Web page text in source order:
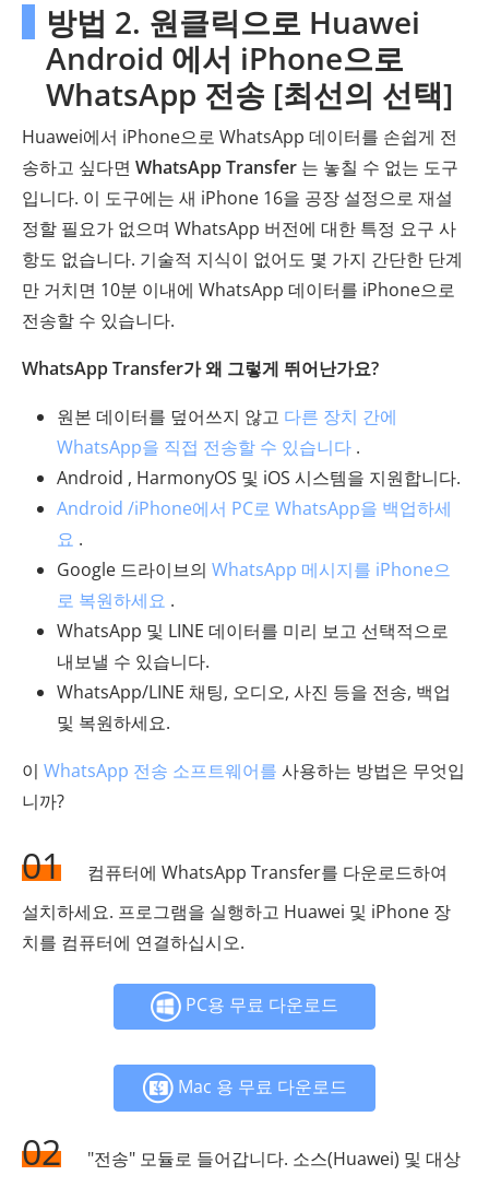
방법 2. 원클릭으로 Huawei
Android 에서 iPhone으로
WhatsApp 전송 [최선의 선택]
Huawei에서 iPhone으로 WhatsApp 데이터를 손쉽게 전
송하고 싶다면 WhatsApp Transfer 는 놓칠 수 없는 도구
입니다. 이 도구에는 새 iPhone 16을 공장 설정으로 재설
정할 필요가 없으며 WhatsApp 버전에 대한 특정 요구 사
항도 없습니다. 기술적 지식이 없어도 몇 가지 간단한 단계
만 거치면 10분 이내에 WhatsApp 데이터를 iPhone으로
전송할 수 있습니다.
WhatsApp Transfer가 왜 그렇게 뛰어난가요?
원본 데이터를 덮어쓰지 않고 다른 장치 간에
WhatsApp을 직접 전송할 수 있습니다 .
Android , HarmonyOS 및 iOS 시스템을 지원합니다.
Android /iPhone에서 PC로 WhatsApp을 백업하세
요 .
Google 드라이브의 WhatsApp 메시지를 iPhone으
로 복원하세요 .
WhatsApp 및 LINE 데이터를 미리 보고 선택적으로
내보낼 수 있습니다.
WhatsApp/LINE 채팅, 오디오, 사진 등을 전송, 백업
및 복원하세요.
이 WhatsApp 전송 소프트웨어를 사용하는 방법은 무엇입
니까?
01
컴퓨터에 WhatsApp Transfer를 다운로드하여
설치하세요. 프로그램을 실행하고 Huawei 및 iPhone 장
치를 컴퓨터에 연결하십시오.
PC용 무료 다운로드
Mac 용 무료 다운로드
02
"전송" 모듈로 들어갑니다. 소스(Huawei) 및 대상